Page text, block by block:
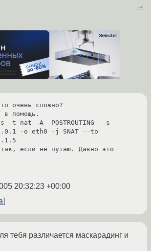
→
очень сложно?
в помощь.
-t nat -A  POSTROUTING  -s
-o eth0 -j SNAT --to
если не путаю. Давно это
20:32:23 +00:00
тебя различается маскарадинг и